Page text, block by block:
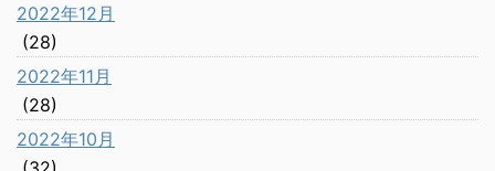
2022年12月
(28)
2022年11月
(28)
2022年10月